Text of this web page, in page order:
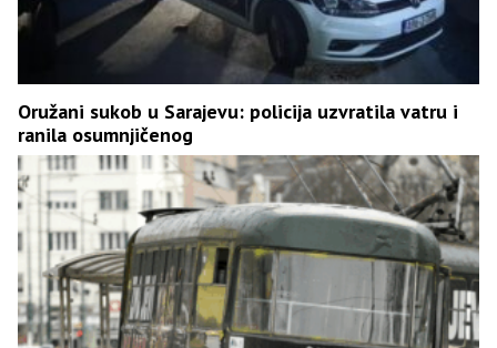
Oružani sukob u Sarajevu: policija uzvratila vatru i
ranila osumnjičenog